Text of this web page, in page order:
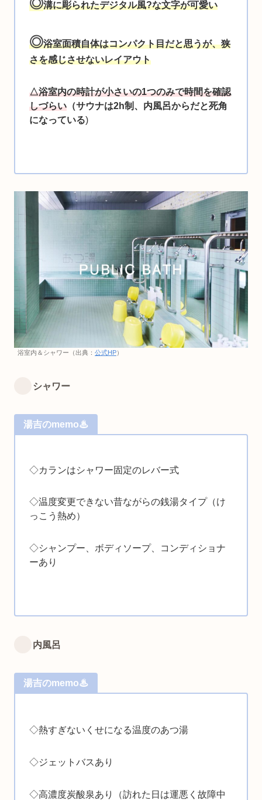
溝に彫られたデジタル風?な文字が可愛い
◎浴室面積自体はコンパクト目だと思うが、狭
さを感じさせないレイアウト
△浴室内の時計が小さいの1つのみで時間を確認
しづらい （サウナは2h制、内風呂からだと死角
になっている)
浴室内＆シャワー（出典： 公式HP）
シャワー
湯吉のmemo♨
◇カランはシャワー固定のレバー式
◇温度変更できない昔ながらの銭湯タイプ（け
っこう熱め）
◇シャンプー、ボディソープ、コンディショナ
ーあり
内風呂
湯吉のmemo♨
◇熱すぎないくせになる温度のあつ湯
◇ジェットバスあり
◇高濃度炭酸泉あり（訪れた日は運悪く故障中